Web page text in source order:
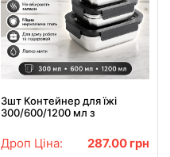
3шт Контейнер для їжі
300/600/1200 мл з
Контейнер для зберігання
продуктів
Дроп Ціна: 287.00 грн